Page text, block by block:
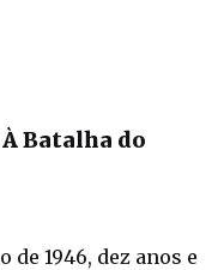
Batalha do
de 1946, dez anos e